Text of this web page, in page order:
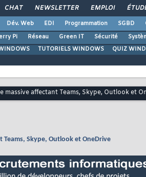
CHAT NEWSLETTER EMPLOI
Dév. Web EDI Programmation SGBD
Pi Réseau Green IT Sécurité
TUTORIELS WINDOWS QUIZ
affectant Teams, Skype, Outlook et
Skype, Outlook et OneDrive